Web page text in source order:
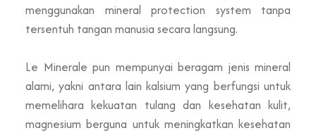
menggunakan mineral protection system tanpa
tersentuh tangan manusia secara langsung.
Le Minerale pun mempunyai beragam jenis mineral
alami, yakni antara lain kalsium yang berfungsi untuk
memelihara kekuatan tulang dan kesehatan kulit,
magnesium berguna untuk meningkatkan kesehatan